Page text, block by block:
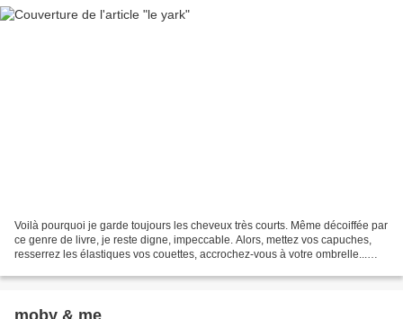
Voilà pourquoi je garde toujours les cheveux très courts. Même décoiffée par
ce genre de livre, je reste digne, impeccable. Alors, mettez vos capuches,
resserrez les élastiques vos couettes, accrochez-vous à votre ombrelle...
moby & me